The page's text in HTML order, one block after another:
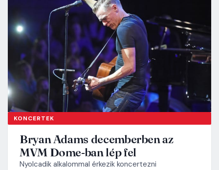
KONCERTEK
Bryan Adams decemberben az
MVM Dome-ban lép fel
Nyolcadik alkalommal érkezik koncertezni